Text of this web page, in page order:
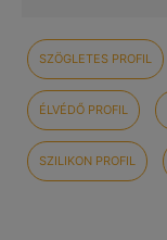
SZÖGLETES PROFIL
ÉLVÉDŐ PROFIL
SZILIKON PROFIL